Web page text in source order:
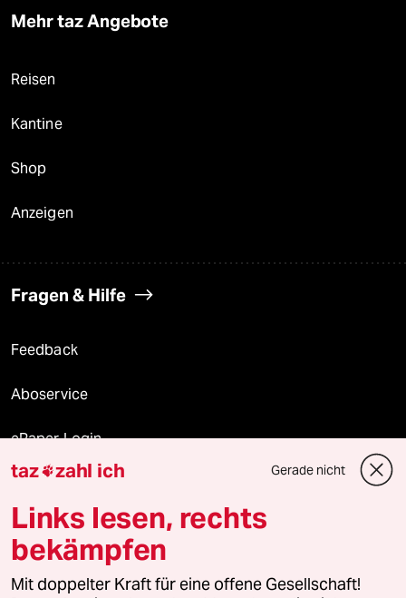
Mehr taz Angebote
Reisen
Kantine
Shop
Anzeigen
Fragen & Hilfe
Feedback
Aboservice
ePaper Login
Downloads für Abonnierende
© 2026 taz Verlags und Vertriebs GmbH
Alle Rechte vorbehalten. Bei rechtlichen Fragen oder für Genehmigungen
taz zahl ich Gerade nicht
Links lesen, rechts
bekämpfen
Mit doppelter Kraft für eine offene Gesellschaft!